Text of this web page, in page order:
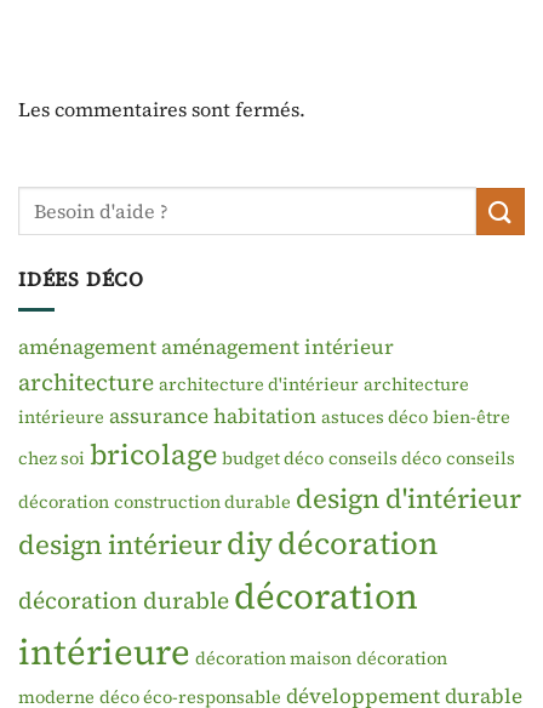
Les commentaires sont fermés.
IDÉES DÉCO
aménagementaménagement intérieur
architecture architecture d'intérieur architecture
intérieure assurance habitation astuces déco bien-être
chez soi bricolage budget déco conseils déco conseils
décoration construction durable design d'intérieur
design intérieurdiydécoration
décoration durabledécoration
intérieure décoration maison décoration
moderne déco éco-responsable développement durable